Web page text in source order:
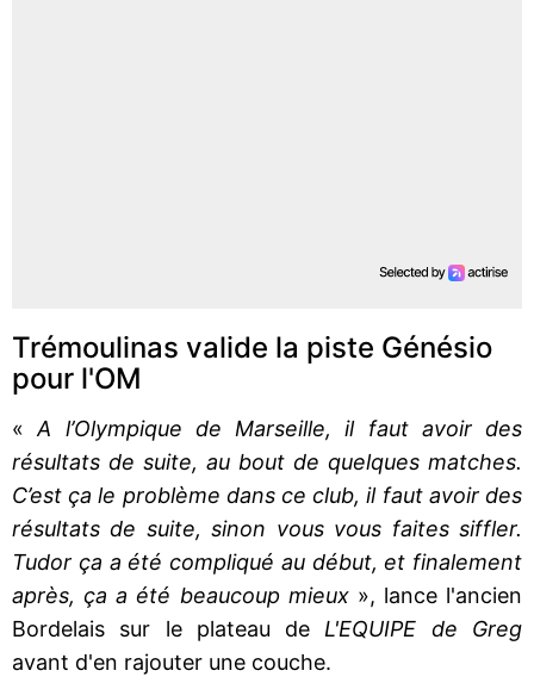
Trémoulinas valide la piste Génésio
pour l'OM
«A l’Olympique de Marseille, il faut avoir des
résultats de suite, au bout de quelques matches.
C’est ça le problème dans ce club, il faut avoir des
résultats de suite, sinon vous vous faites siffler.
Tudor ça a été compliqué au début, et finalement
après, ça a été beaucoup mieux», lance l'ancien
Bordelais sur le plateau de L'EQUIPE de Greg
avant d'en rajouter une couche.